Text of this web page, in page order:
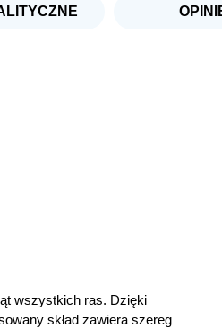
wszystkich ras. Dzięki
skład zawiera szereg